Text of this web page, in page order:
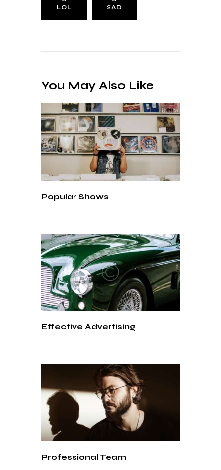
LOL
SAD
You May Also Like
Popular Shows
Effective Advertising
Professional Team